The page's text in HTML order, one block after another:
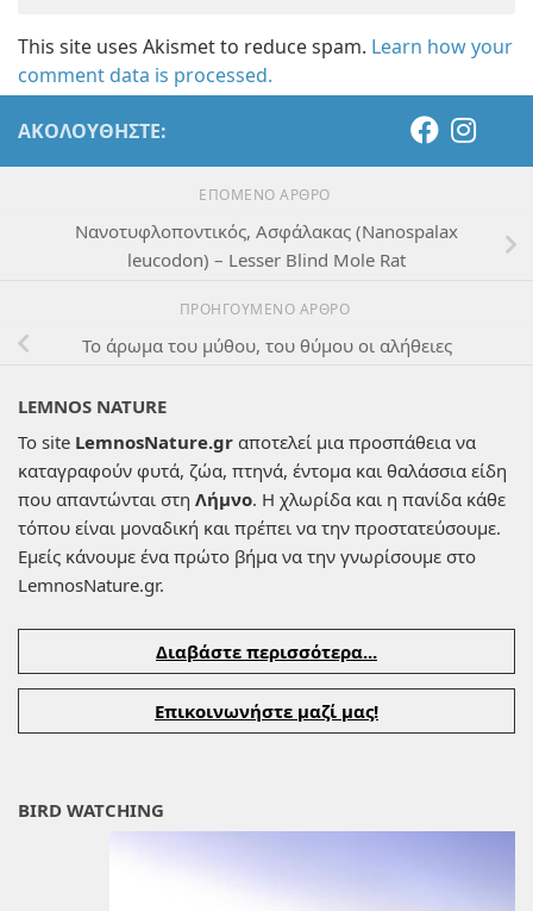
This site uses Akismet to reduce spam. Learn how your
comment data is processed.
ΑΚΟΛΟΥΘΉΣΤΕ:
ΕΠΌΜΕΝΟ ΆΡΘΡΟ
Νανοτυφλοποντικός, Ασφάλακας (Nanospalax
leucodon) – Lesser Blind Mole Rat
ΠΡΟΗΓΟΎΜΕΝΟ ΆΡΘΡΟ
Το άρωμα του μύθου, του θύμου οι αλήθειες
LEMNOS NATURE
Το site LemnosNature.gr αποτελεί μια προσπάθεια να
καταγραφούν φυτά, ζώα, πτηνά, έντομα και θαλάσσια είδη
που απαντώνται στη Λήμνο. Η χλωρίδα και η πανίδα κάθε
τόπου είναι μοναδική και πρέπει να την προστατεύσουμε.
Εμείς κάνουμε ένα πρώτο βήμα να την γνωρίσουμε στο
LemnosNature.gr.
Διαβάστε περισσότερα...
Επικοινωνήστε μαζί μας!
BIRD WATCHING